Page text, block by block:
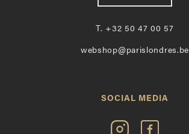
T. +32 50 47 00 57
webshop@parislondres.be
SOCIAL MEDIA
Volg
Vind